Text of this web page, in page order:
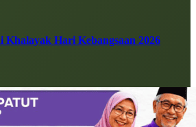
Khalayak Hari Kebangsaan 2026